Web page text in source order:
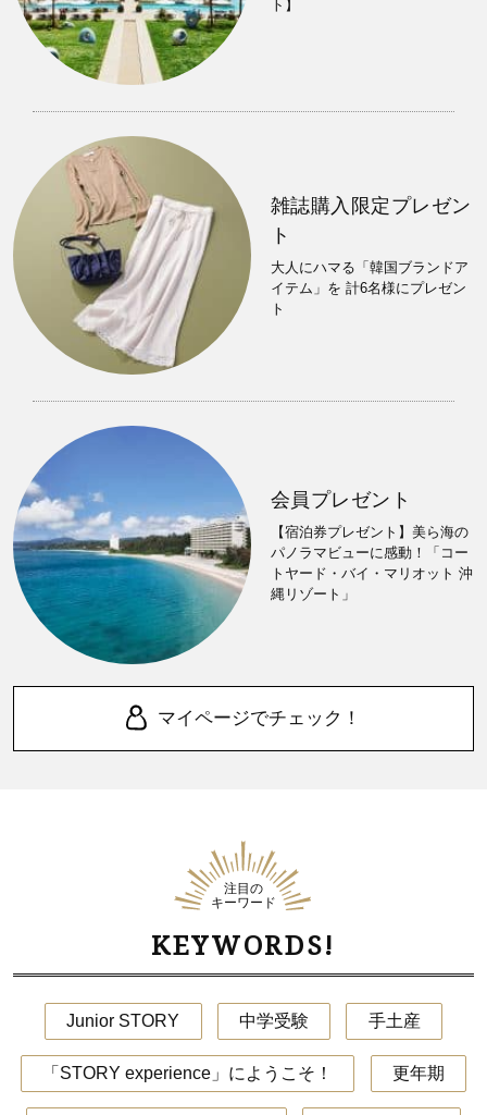
ト】
雑誌購入限定プレゼン
ト
大人にハマる「韓国ブランドア
イテム」を 計6名様にプレゼン
ト
会員プレゼント
【宿泊券プレゼント】美ら海の
パノラマビューに感動！「コー
トヤード・バイ・マリオット 沖
縄リゾート」
マイページでチェック！
注目の
キーワード
KEYWORDS!
Junior STORY 中学受験 手土産
「STORY experience」にようこそ！ 更年期